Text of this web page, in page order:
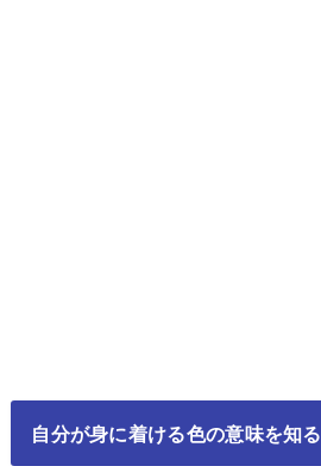
自分が身に着ける色の意味を知る